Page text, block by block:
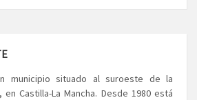
municipio situado al suroeste de la
Castilla-La Mancha. Desde 1980 está